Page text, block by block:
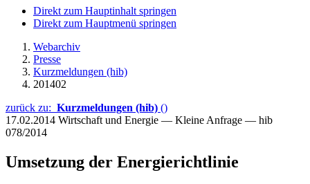
Direkt zum Hauptinhalt springen
Direkt zum Hauptmenü springen
Webarchiv
Presse
Kurzmeldungen (hib)
201402
zurück zu: Kurzmeldungen (hib) ()
17.02.2014 Wirtschaft und Energie — Kleine Anfrage — hib
078/2014
Umsetzung der Energierichtlinie